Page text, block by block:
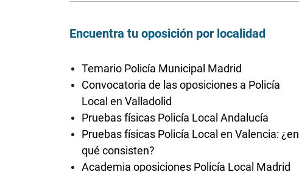
Encuentra tu oposición por localidad
Temario Policía Municipal Madrid
Convocatoria de las oposiciones a Policía
Local en Valladolid
Pruebas físicas Policía Local Andalucía
Pruebas físicas Policía Local en Valencia: ¿en
qué consisten?
Academia oposiciones Policía Local Madrid